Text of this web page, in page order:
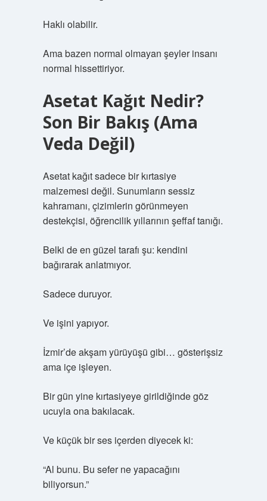
Haklı olabilir.
Ama bazen normal olmayan şeyler insanı
normal hissettiriyor.
Asetat Kağıt Nedir?
Son Bir Bakış (Ama
Veda Değil)
Asetat kağıt sadece bir kırtasiye
malzemesi değil. Sunumların sessiz
kahramanı, çizimlerin görünmeyen
destekçisi, öğrencilik yıllarının şeffaf tanığı.
Belki de en güzel tarafı şu: kendini
bağırarak anlatmıyor.
Sadece duruyor.
Ve işini yapıyor.
İzmir’de akşam yürüyüşü gibi… gösterişsiz
ama içe işleyen.
Bir gün yine kırtasiyeye girildiğinde göz
ucuyla ona bakılacak.
Ve küçük bir ses içerden diyecek ki:
“Al bunu. Bu sefer ne yapacağını
biliyorsun.”